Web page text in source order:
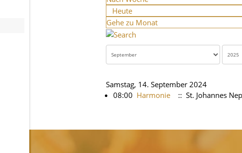
Heute
Gehe zu Monat
Samstag, 14. September 2024
08:00 Harmonie :: St. Johannes